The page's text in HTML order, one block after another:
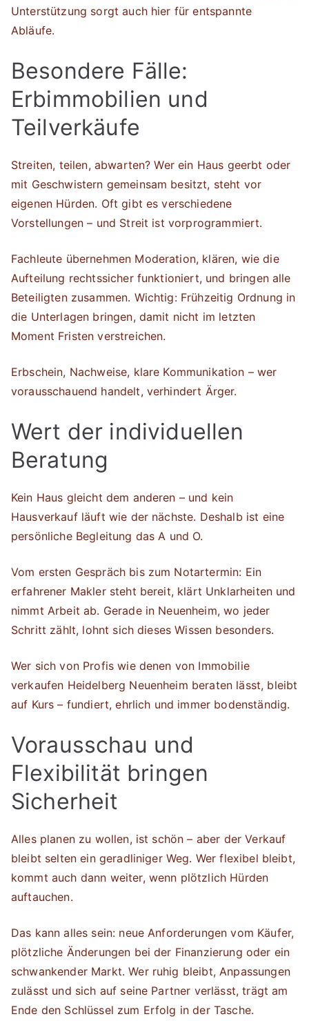
Unterstützung sorgt auch hier für entspannte
Abläufe.
Besondere Fälle:
Erbimmobilien und
Teilverkäufe
Streiten, teilen, abwarten? Wer ein Haus geerbt oder
mit Geschwistern gemeinsam besitzt, steht vor
eigenen Hürden. Oft gibt es verschiedene
Vorstellungen – und Streit ist vorprogrammiert.
Fachleute übernehmen Moderation, klären, wie die
Aufteilung rechtssicher funktioniert, und bringen alle
Beteiligten zusammen. Wichtig: Frühzeitig Ordnung in
die Unterlagen bringen, damit nicht im letzten
Moment Fristen verstreichen.
Erbschein, Nachweise, klare Kommunikation – wer
vorausschauend handelt, verhindert Ärger.
Wert der individuellen
Beratung
Kein Haus gleicht dem anderen – und kein
Hausverkauf läuft wie der nächste. Deshalb ist eine
persönliche Begleitung das A und O.
Vom ersten Gespräch bis zum Notartermin: Ein
erfahrener Makler steht bereit, klärt Unklarheiten und
nimmt Arbeit ab. Gerade in Neuenheim, wo jeder
Schritt zählt, lohnt sich dieses Wissen besonders.
Wer sich von Profis wie denen von Immobilie
verkaufen Heidelberg Neuenheim beraten lässt, bleibt
auf Kurs – fundiert, ehrlich und immer bodenständig.
Vorausschau und
Flexibilität bringen
Sicherheit
Alles planen zu wollen, ist schön – aber der Verkauf
bleibt selten ein geradliniger Weg. Wer flexibel bleibt,
kommt auch dann weiter, wenn plötzlich Hürden
auftauchen.
Das kann alles sein: neue Anforderungen vom Käufer,
plötzliche Änderungen bei der Finanzierung oder ein
schwankender Markt. Wer ruhig bleibt, Anpassungen
zulässt und sich auf seine Partner verlässt, trägt am
Ende den Schlüssel zum Erfolg in der Tasche.